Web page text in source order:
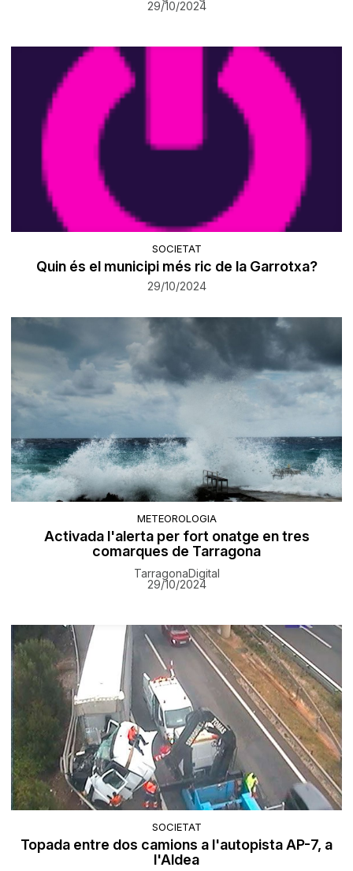
29/10/2024
SOCIETAT
Quin és el municipi més ric de la Garrotxa?
29/10/2024
METEOROLOGIA
Activada l'alerta per fort onatge en tres
comarques de Tarragona
TarragonaDigital
29/10/2024
SOCIETAT
Topada entre dos camions a l'autopista AP-7, a
l'Aldea